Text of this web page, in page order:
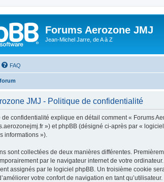
Forums Aerozone JMJ
Jean-Michel Jarre, de A à Z
FAQ
JMJ - Politique de confidentialité
confidentialité explique en détail comment « Forums
») et phpBB (désigné ci-après par «
informations »).
sont collectées de deux manières différentes.
par le navigateur internet de votre
assignés par le logiciel phpBB. Un troisième cookie
votre confort de navigation en tant qu’utilisateur.